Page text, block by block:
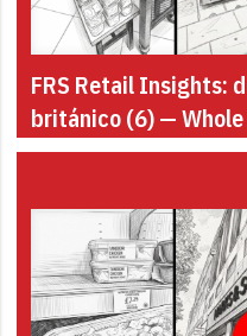
FRS Retail Insights:
británico (6) — Whole